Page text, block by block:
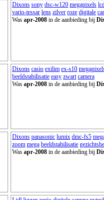
Dixons sony dsc-w120 megapixels
vario-tessar lens zilver roze digitale
Was apr-2008 in de aanbieding bij
Dixons casio exilim ex-s10
beeldstabilisatie easy zwart camera
Was apr-2008 in de aanbieding bij
Dixons panasonic lumix dmc-fs5
zoom mega beeldstabilisatie
Was apr-2008 in de aanbieding bij